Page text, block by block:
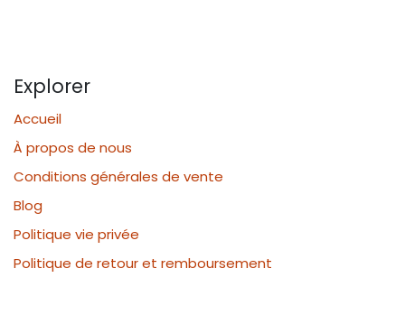
Explorer
Accueil
À propos de nous
Conditions générales de vente
Blog
Politique vie privée
Politique de retour et remboursement